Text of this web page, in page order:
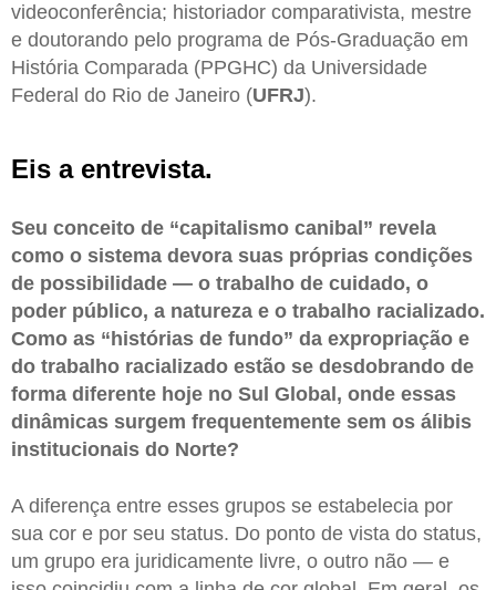
videoconferência; historiador comparativista, mestre
e doutorando pelo programa de Pós-Graduação em
História Comparada (PPGHC) da Universidade
Federal do Rio de Janeiro (UFRJ).
Eis a entrevista.
Seu conceito de “capitalismo canibal” revela
como o sistema devora suas próprias condições
de possibilidade — o trabalho de cuidado, o
poder público, a natureza e o trabalho racializado.
Como as “histórias de fundo” da expropriação e
do trabalho racializado estão se desdobrando de
forma diferente hoje no Sul Global, onde essas
dinâmicas surgem frequentemente sem os álibis
institucionais do Norte?
A diferença entre esses grupos se estabelecia por
sua cor e por seu status. Do ponto de vista do status,
um grupo era juridicamente livre, o outro não — e